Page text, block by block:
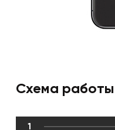
Схема работы
1